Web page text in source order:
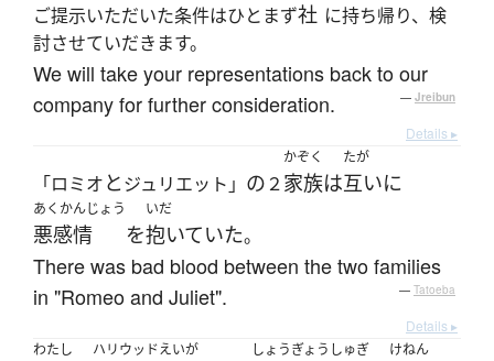
ご提示いただいた条件はひとまず社 に持ち帰り、検
討させていだきます。
We will take your representations back to our
company for further consideration.
— Jreibun
Details ▸
「ロミオとジュリエット」 の２
かぞく
家族は
たが
互いに
あくかんじょう
悪感情 を
いだ
抱いていた。
There was bad blood between the two families
in "Romeo and Juliet".
— Tatoeba
Details ▸
わたし
ハリウッドえいが しょうぎょうしゅぎ けねん